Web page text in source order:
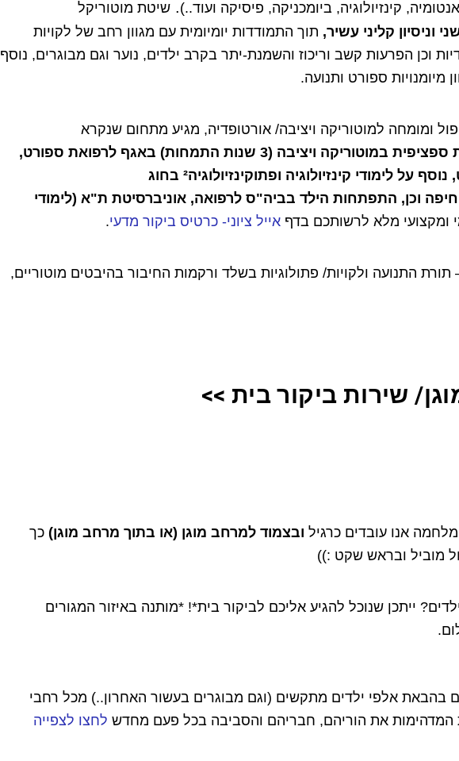
קינזיולוגיה, ביומכניקה, פיסיקה ועוד..). שיטת מוטוריקל
וניסיון קליני עשיר, תוך התמודדות יומיומית עם מגוון רחב של לקויות
וכן הפרעות קשב וריכוז והשמנת-יתר בקרב ילדים, נוער וגם מבוגרים, נוסף
מיומנויות ספורט ותנועה.
ומומחה למוטוריקה ויציבה/ אורטופדיה, מגיע מתחום שנקרא
עם התמחות ספציפית במוטוריקה ויציבה (3 שנות התמחות) באגף לרפואת ספורט,
נוסף על
לימודי קינזיולוגיה ופתוקינזיולוגיה² בחוג
חיפה וכן, התפתחות הילד בביה"ס לרפואה, אוניברסיטת ת"א (לימודי
ומקצועי מלא לרשותכם בדף אייל ציוני- כרטיס ביקור מדעי.
– תורת התנועה ולקויות/ פתולוגיות בשלד ורקמות החיבור בהיבטים מוטוריים,
שירות ביקור בית >>
אנו עובדים כרגיל ובצמוד למרחב מוגן (או בתוך מרחב מוגן) כך
מוביל ובראש שקט :))
ייתכן שנוכל להגיע אליכם לביקור בית*! *מותנה באיזור המגורים
עוסקים בהבאת אלפי ילדים מתקשים (וגם מבוגרים בעשור האחרון..) מכל רחבי
המדהימות את הוריהם, חבריהם והסביבה בכל פעם מחדש לחצו לצפייה